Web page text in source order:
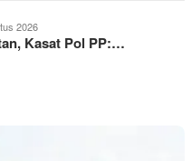
2026
Kasat Pol PP:…